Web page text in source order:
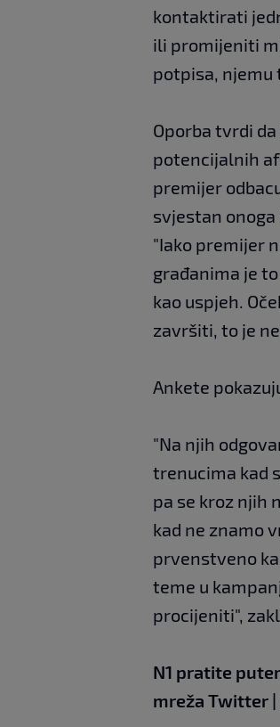
kontaktirati
ili promijeniti
potpisa, njemu
Oporba tvrdi
potencijalnih
premijer
svjestan onoga
"Iako premijer
građanima je
kao uspjeh.
završiti, to je
Ankete
"Na njih
trenucima kad
pa se kroz njih
kad ne znamo
prvenstveno
teme u
procijeniti",
N1 pratite
mreža Twitter |